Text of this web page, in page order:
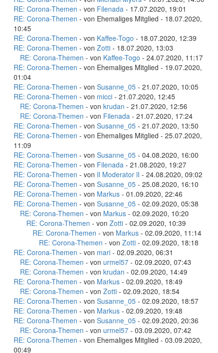
RE: Corona-Themen - von Filenada - 17.07.2020, 19:01
RE: Corona-Themen - von Ehemaliges Mitglied - 18.07.2020,
10:45
RE: Corona-Themen - von Kaffee-Togo - 18.07.2020, 12:39
RE: Corona-Themen - von Zotti - 18.07.2020, 13:03
RE: Corona-Themen - von Kaffee-Togo - 24.07.2020, 11:17
RE: Corona-Themen - von Ehemaliges Mitglied - 19.07.2020,
01:04
RE: Corona-Themen - von Susanne_05 - 21.07.2020, 10:05
RE: Corona-Themen - von micci - 21.07.2020, 12:45
RE: Corona-Themen - von krudan - 21.07.2020, 12:56
RE: Corona-Themen - von Filenada - 21.07.2020, 17:24
RE: Corona-Themen - von Susanne_05 - 21.07.2020, 13:50
RE: Corona-Themen - von Ehemaliges Mitglied - 25.07.2020,
11:09
RE: Corona-Themen - von Susanne_05 - 04.08.2020, 16:00
RE: Corona-Themen - von Filenada - 21.08.2020, 19:27
RE: Corona-Themen - von Il Moderator lI - 24.08.2020, 09:02
RE: Corona-Themen - von Susanne_05 - 25.08.2020, 16:10
RE: Corona-Themen - von Markus - 01.09.2020, 22:46
RE: Corona-Themen - von Susanne_05 - 02.09.2020, 05:38
RE: Corona-Themen - von Markus - 02.09.2020, 10:20
RE: Corona-Themen - von Zotti - 02.09.2020, 10:39
RE: Corona-Themen - von Markus - 02.09.2020, 11:14
RE: Corona-Themen - von Zotti - 02.09.2020, 18:18
RE: Corona-Themen - von mari - 02.09.2020, 06:31
RE: Corona-Themen - von urmel57 - 02.09.2020, 07:43
RE: Corona-Themen - von krudan - 02.09.2020, 14:49
RE: Corona-Themen - von Markus - 02.09.2020, 18:49
RE: Corona-Themen - von Zotti - 02.09.2020, 18:54
RE: Corona-Themen - von Susanne_05 - 02.09.2020, 18:57
RE: Corona-Themen - von Markus - 02.09.2020, 19:48
RE: Corona-Themen - von Susanne_05 - 02.09.2020, 20:36
RE: Corona-Themen - von urmel57 - 03.09.2020, 07:42
RE: Corona-Themen - von Ehemaliges Mitglied - 03.09.2020,
00:49